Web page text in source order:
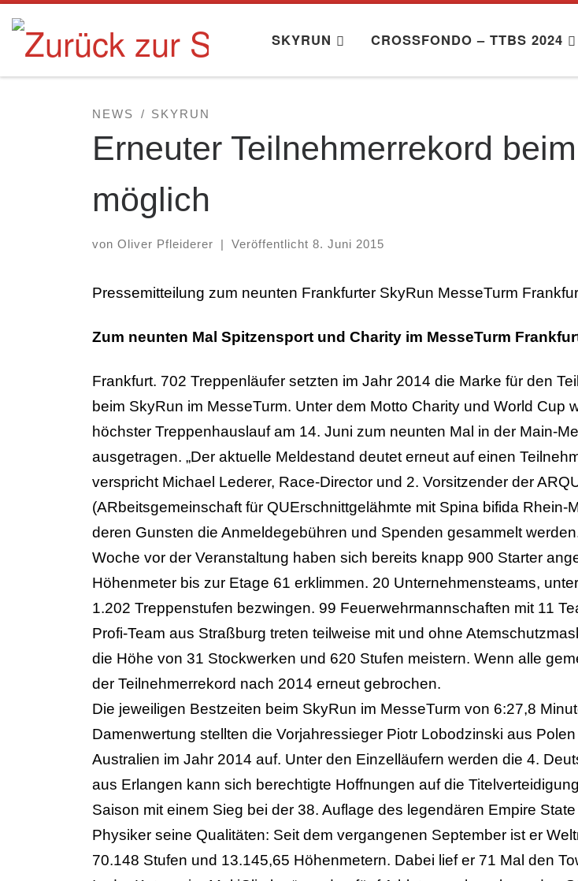
Zum Inhalt springen
SKYRUN CROSSFONDO – TTBS 2024
NEWS SKYRUN
Erneuter Teilnehmerrekord
möglich
von Oliver Pfleiderer Veröffentlicht8. Juni 2015
Pressemitteilung zum neunten Frankfurter SkyRun MesseTurm
Zum neunten Mal Spitzensport und Charity im MesseTurm
Frankfurt. 702 Treppenläufer setzten im Jahr 2014 die Marke für den
beim SkyRun im MesseTurm. Unter dem Motto Charity und World Cup
höchster Treppenhauslauf am 14. Juni zum neunten Mal in der Main-
ausgetragen. „Der aktuelle Meldestand deutet erneut auf einen
verspricht Michael Lederer, Race-Director und 2. Vorsitzender der
(ARbeitsgemeinschaft für QUErschnittgelähmte mit Spina bifida Rhein-
deren Gunsten die Anmeldegebühren und Spenden gesammelt
Woche vor der Veranstaltung haben sich bereits knapp 900 Starter
Höhenmeter bis zur Etage 61 erklimmen. 20 Unternehmensteams,
1.202 Treppenstufen bezwingen. 99 Feuerwehrmannschaften mit 11
Profi-Team aus Straßburg treten teilweise mit und ohne
die Höhe von 31 Stockwerken und 620 Stufen meistern. Wenn alle
der Teilnehmerrekord nach 2014 erneut gebrochen.
Die jeweiligen Bestzeiten beim SkyRun im MesseTurm von 6:27,8
Damenwertung stellten die Vorjahressieger Piotr Lobodzinski aus
Australien im Jahr 2014 auf. Unter den Einzelläufern werden die 4.
aus Erlangen kann sich berechtigte Hoffnungen auf die
Saison mit einem Sieg bei der 38. Auflage des legendären Empire
Physiker seine Qualitäten: Seit dem vergangenen September ist er
70.148 Stufen und 13.145,65 Höhenmetern. Dabei lief er 71 Mal den